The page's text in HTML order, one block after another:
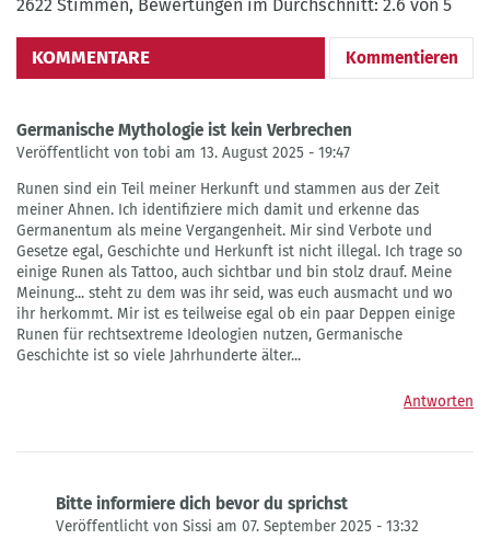
2622 Stimmen, Bewertungen im Durchschnitt: 2.6 von 5
KOMMENTARE Kommentieren
Germanische Mythologie ist kein Verbrechen
Veröffentlicht von tobi am 13. August 2025 - 19:47
Runen sind ein Teil meiner Herkunft und stammen aus der Zeit
meiner Ahnen. Ich identifiziere mich damit und erkenne das
Germanentum als meine Vergangenheit. Mir sind Verbote und
Gesetze egal, Geschichte und Herkunft ist nicht illegal. Ich trage so
einige Runen als Tattoo, auch sichtbar und bin stolz drauf. Meine
Meinung... steht zu dem was ihr seid, was euch ausmacht und wo
ihr herkommt. Mir ist es teilweise egal ob ein paar Deppen einige
Runen für rechtsextreme Ideologien nutzen, Germanische
Geschichte ist so viele Jahrhunderte älter...
Antworten
Bitte informiere dich bevor du sprichst
Veröffentlicht von Sissi am 07. September 2025 - 13:32